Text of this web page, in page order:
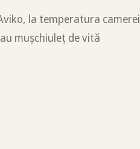
la temperatura camerei
mușchiuleț de vită